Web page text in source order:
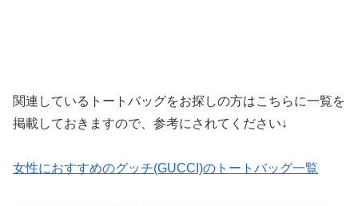
関連しているトートバッグをお探しの方はこちらに一覧を
掲載しておきますので、参考にされてください↓
女性におすすめのグッチ(GUCCI)のトートバッグ一覧